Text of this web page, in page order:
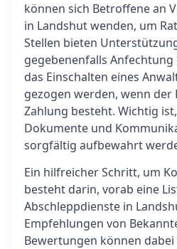
können sich Betroffene an
in Landshut wenden, um
Stellen bieten
gegebenenfalls Anfechtung
das Einschalten eines
gezogen werden, wenn
Zahlung besteht. Wichtig
Dokumente und
sorgfältig aufbewahrt
Ein hilfreicher Schritt, um
besteht darin, vorab eine
Abschleppdienste in
Empfehlungen von
Bewertungen können